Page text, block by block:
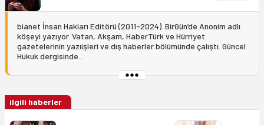
bianet İnsan Hakları Editörü (2011-2024). BirGün’de Anonim adlı
köşeyi yazıyor. Vatan, Akşam, HaberTürk ve Hürriyet
gazetelerinin yazıişleri ve dış haberler bölümünde çalıştı. Güncel
Hukuk dergisinde...
ilgili haberler